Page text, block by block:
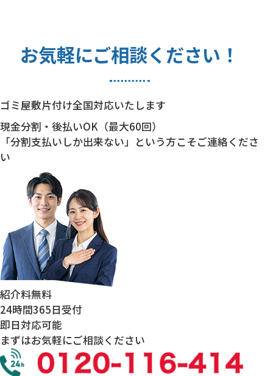
お気軽にご相談ください！
ゴミ屋敷片付け全国対応いたします
現金分割・後払いOK（最大60回）
「分割支払いしか出来ない」という方こそご連絡くださ
い
紹介料無料
24時間365日受付
即日対応可能
まずはお気軽にご相談ください